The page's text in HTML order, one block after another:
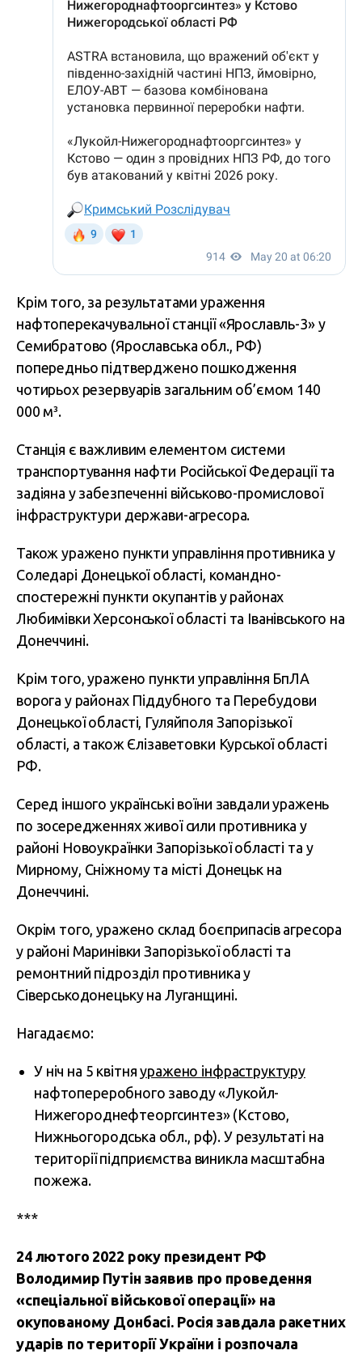
Крім того, за результатами ураження
нафтоперекачувальної станції «Ярославль-3» у
Семибратово (Ярославська обл., РФ)
попередньо підтверджено пошкодження
чотирьох резервуарів загальним об’ємом 140
000 м³.
Станція є важливим елементом системи
транспортування нафти Російської Федерації та
задіяна у забезпеченні військово-промислової
інфраструктури держави-агресора.
Також уражено пункти управління противника у
Соледарі Донецької області, командно-
спостережні пункти окупантів у районах
Любимівки Херсонської області та Іванівського на
Донеччині.
Крім того, уражено пункти управління БпЛА
ворога у районах Піддубного та Перебудови
Донецької області, Гуляйполя Запорізької
області, а також Єлізаветовки Курської області
РФ.
Серед іншого українські воїни завдали уражень
по зосередженнях живої сили противника у
районі Новоукраїнки Запорізької області та у
Мирному, Сніжному та місті Донецьк на
Донеччині.
Окрім того, уражено склад боєприпасів агресора
у районі Маринівки Запорізької області та
ремонтний підрозділ противника у
Сіверськодонецьку на Луганщині.
Нагадаємо:
У ніч на 5 квітняуражено інфраструктуру
нафтопереробного заводу «Лукойл-
Нижегороднефтеоргсинтез» (Кстово,
Нижньогородська обл., рф). У результаті на
території підприємства виникла масштабна
пожежа.
***
24 лютого 2022 року президент РФ
Володимир Путін заявив про проведення
«спеціальної військової операції» на
окупованому Донбасі. Росія завдала ракетних
ударів по території України і розпочала